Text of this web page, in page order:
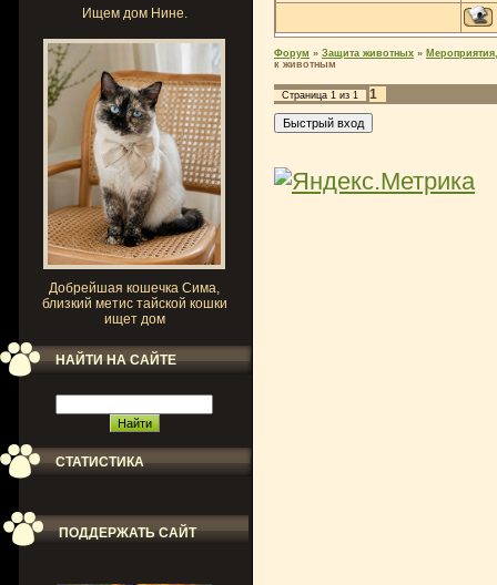
Ищем дом Нине.
Добрейшая кошечка Сима,
близкий метис тайской кошки
ищет дом
НАЙТИ НА САЙТЕ
СТАТИСТИКА
ПОДДЕРЖАТЬ САЙТ
Форум » Защита животных »
к животным
Страница 1 из 1 1